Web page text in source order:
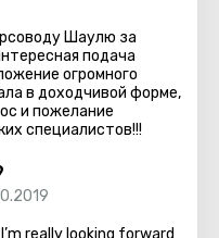
Шаулю за
подача
огромного
в доходчивой форме,
и пожелание
специалистов!!!
really looking forward